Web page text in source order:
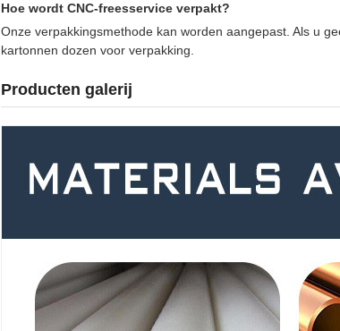
Hoe wordt CNC-freesservice verpakt?
Onze verpakkingsmethode kan worden aangepast. Als u
kartonnen dozen voor verpakking.
Producten galerij